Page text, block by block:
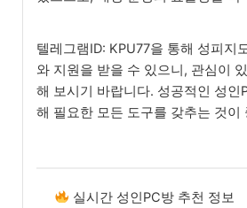
텔레그램ID: KPU77을 통해 성피지
와 지원을 받을 수 있으니, 관심이
해 보시기 바랍니다. 성공적인 성인
해 필요한 모든 도구를 갖추는 것이
실시간 성인PC방 추천 정보